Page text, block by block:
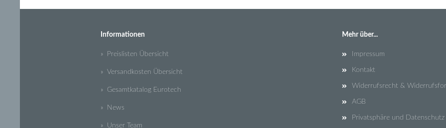
Informationen
» Preislisten Übersicht
» Versandkosten Übersicht
» Gesamtkatalog Eurotech
» News
» Unser Team
Mehr über...
Impressum
Kontakt
Widerrufsrecht &
AGB
Privatsphäre und Datenschutz